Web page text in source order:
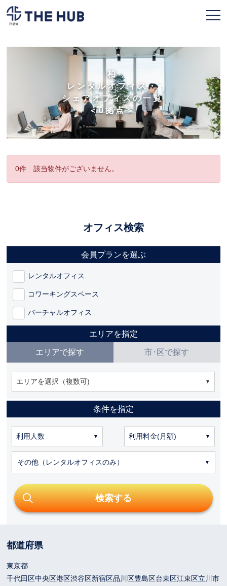
お申込み 会員ページ
TOPページ
利用プラン
拠点一覧
よくある質問
柏
レンタルオフィス・
シェアオフィスの一覧
＜0拠点＞
0件 該当物件がございません。
オフィス検索
会員プランを選ぶ
レンタルオフィス
コワーキングスペース
バーチャルオフィス
エリアを指定
エリアで探す 市･区で探す
エリアを選択（複数可)
条件を指定
その他（レンタルオフィスのみ）
都道府県
東京都
千代田区中央区港区渋谷区新宿区品川区豊島区台東区江東区立川市